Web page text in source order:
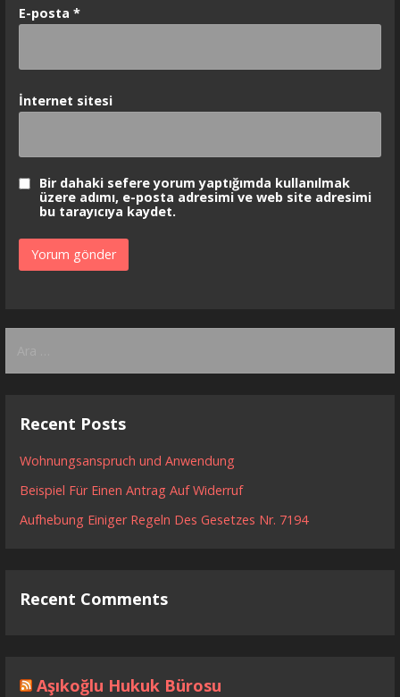
E-posta *
İnternet sitesi
Bir dahaki sefere yorum yaptığımda kullanılmak
üzere adımı, e-posta adresimi ve web site adresimi
bu tarayıcıya kaydet.
Recent Posts
Wohnungsanspruch und Anwendung
Beispiel Für Einen Antrag Auf Widerruf
Aufhebung Einiger Regeln Des Gesetzes Nr. 7194
Recent Comments
Aşıkoğlu Hukuk Bürosu